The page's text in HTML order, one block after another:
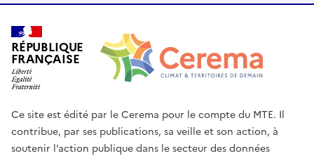
RÉPUBLIQUE
FRANÇAISE
Ce site est édité par le Cerema pour le compte du MTE. Il
contribue, par ses publications, sa veille et son action, à
soutenir l’action publique dans le secteur des données